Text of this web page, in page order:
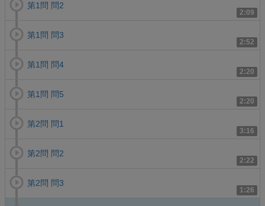
2:09
第1問 問2
2:52
第1問 問3
2:20
第1問 問4
2:20
第1問 問5
3:16
第2問 問1
2:22
第2問 問2
1:26
第2問 問3